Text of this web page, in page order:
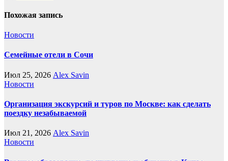
Похожая запись
Новости
Семейные отели в Сочи
Июл 25, 2026 Alex Savin
Новости
Организация экскурсий и туров по Москве: как сделать
поездку незабываемой
Июл 21, 2026 Alex Savin
Новости